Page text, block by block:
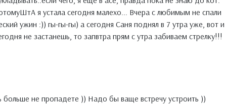
я устала сегодня малехо... Вчера с любимым не спали
ужин :)) гы-гы-гы) а сегодня Саня поднял в 7 утра уже, вот и
не застанешь, то запвтра прям с утра забиваем стрелку!!!
не пропадете )) Надо бы ваще встречу устроить ))